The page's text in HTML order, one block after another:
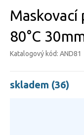
Maskovací
80°C
Katalogový kód: AND81
skladem (36)